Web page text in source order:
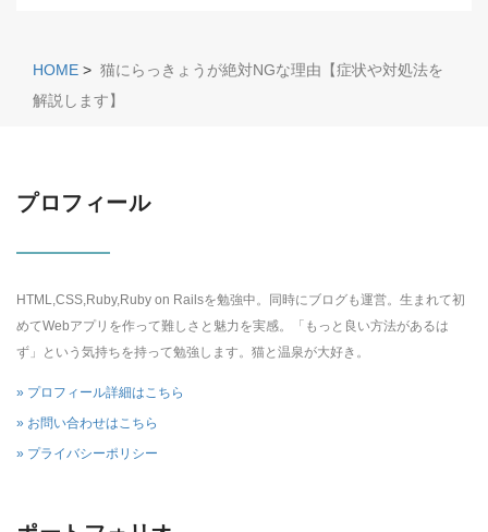
HOME > 猫にらっきょうが絶対NGな理由【症状や対処法を
解説します】
プロフィール
HTML,CSS,Ruby,Ruby on Railsを勉強中。同時にブログも運営。生まれて初
めてWebアプリを作って難しさと魅力を実感。「もっと良い方法があるは
ず」という気持ちを持って勉強します。猫と温泉が大好き。
» プロフィール詳細はこちら
» お問い合わせはこちら
» プライバシーポリシー